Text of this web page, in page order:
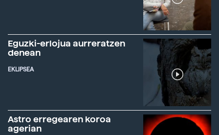
Eguzki-erlojua aurreratzen
denean
EKLIPSEA
Astro erregearen koroa
agerian